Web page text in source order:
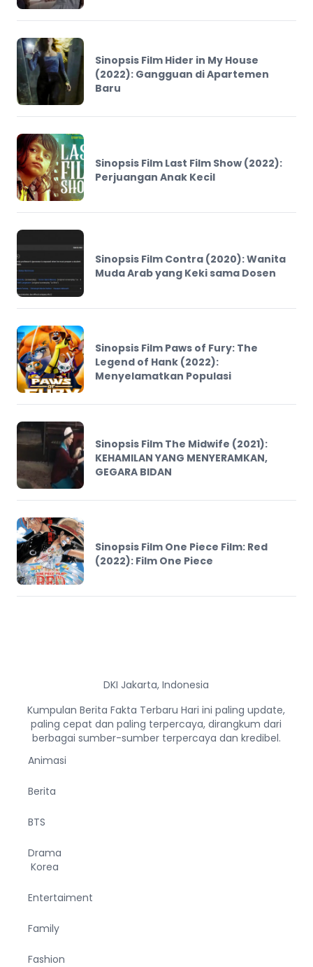
Sinopsis Film Hider in My House
(2022): Gangguan di Apartemen
Baru
Sinopsis Film Last Film Show (2022):
Perjuangan Anak Kecil
Sinopsis Film Contra (2020): Wanita
Muda Arab yang Keki sama Dosen
Sinopsis Film Paws of Fury: The
Legend of Hank (2022):
Menyelamatkan Populasi
Sinopsis Film The Midwife (2021):
KEHAMILAN YANG MENYERAMKAN,
GEGARA BIDAN
Sinopsis Film One Piece Film: Red
(2022): Film One Piece
DKI Jakarta, Indonesia
Kumpulan Berita Fakta Terbaru Hari ini paling update,
paling cepat dan paling terpercaya, dirangkum dari
berbagai sumber-sumber terpercaya dan kredibel.
Animasi
Berita
BTS
Drama
Korea
Entertaiment
Family
Fashion